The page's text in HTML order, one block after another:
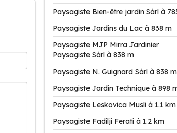
Paysagiste Bien-être jardin Sàrl à
Paysagiste Jardins du Lac à 838 m
Paysagiste MJP Mirra Jardinier
Paysagiste Sàrl à 838 m
Paysagiste N. Guignard Sàrl à 838 m
Paysagiste Jardin Technique à 898
Paysagiste Leskovica Musli à 1.1 km
Paysagiste Fadilji Ferati à 1.2 km